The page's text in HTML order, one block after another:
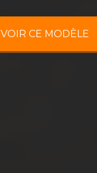
VOIR CE MODÈLE